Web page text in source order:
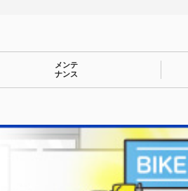
メンテ
ナンス